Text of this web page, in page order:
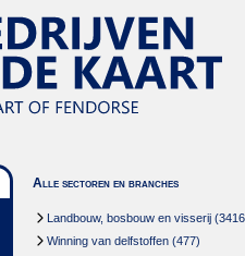
Alle sectoren en branches
Landbouw, bosbouw en visserij
Winning van delfstoffen (477)